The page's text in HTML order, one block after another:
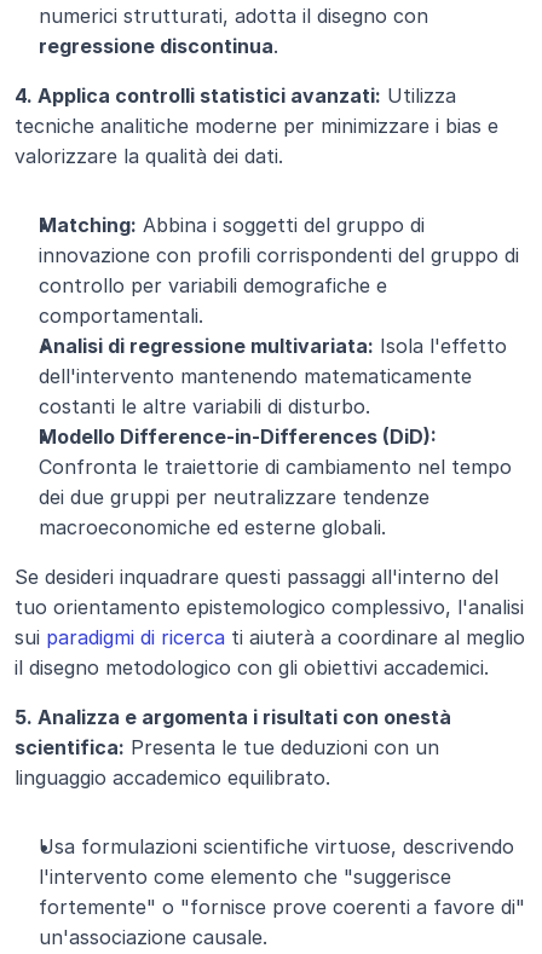
regressione discontinua.
4. Applica controlli statistici avanzati: Utilizza
tecniche analitiche moderne per minimizzare i bias e
valorizzare la qualità dei dati.
Matching: Abbina i soggetti del gruppo di
innovazione con profili corrispondenti del gruppo di
controllo per variabili demografiche e
comportamentali.
Analisi di regressione multivariata: Isola l'effetto
dell'intervento mantenendo matematicamente
costanti le altre variabili di disturbo.
Modello Difference-in-Differences (DiD):
Confronta le traiettorie di cambiamento nel tempo
dei due gruppi per neutralizzare tendenze
macroeconomiche ed esterne globali.
Se desideri inquadrare questi passaggi all'interno del
tuo orientamento epistemologico complessivo, l'analisi
sui paradigmi di ricerca ti aiuterà a coordinare al meglio
il disegno metodologico con gli obiettivi accademici.
5. Analizza e argomenta i risultati con onestà
scientifica: Presenta le tue deduzioni con un
linguaggio accademico equilibrato.
Usa formulazioni scientifiche virtuose, descrivendo
l'intervento come elemento che "suggerisce
fortemente" o "fornisce prove coerenti a favore di"
un'associazione causale.